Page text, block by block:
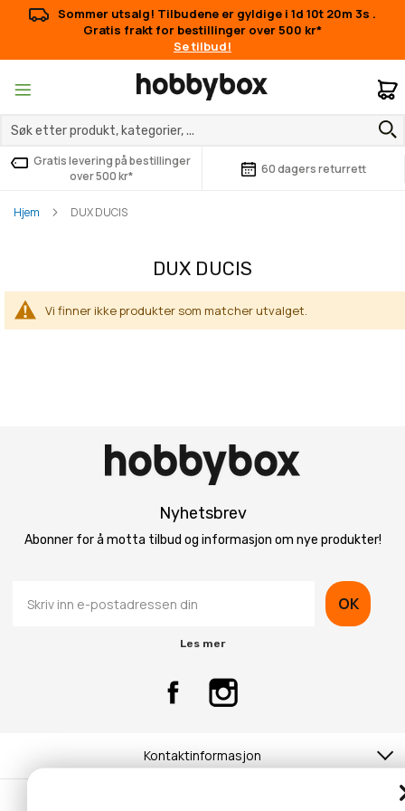
Sommer utsalg! Tilbudene er gyldige i 1d 10t 20m 3s .
Gratis frakt for bestillinger over 500 kr*
Se tilbud!
Gratis levering på bestillinger
over 500 kr*
60 dagers returrett
Hjem DUX DUCIS
DUX DUCIS
Vi finner ikke produkter som matcher utvalget.
Nyhetsbrev
Abonner for å motta tilbud og informasjon om nye produkter!
OK
Les mer
Kontaktinformasjon